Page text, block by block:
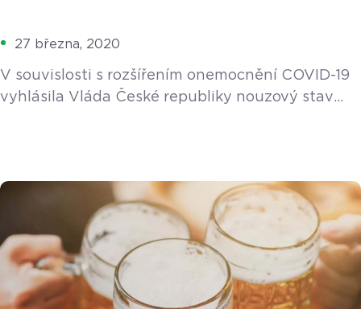
27 března, 2020
V souvislosti s rozšířením onemocnění COVID-19
vyhlásila Vláda České republiky nouzový stav
Návod s postupem Často kladené otázky
v souvislosti s vypnutím EET v pokladně Jak
ovlivní dočasné vypnutí funkce evidence tržeb
chod pokladny? Nijak. Pokladna bude fungovat
[…]